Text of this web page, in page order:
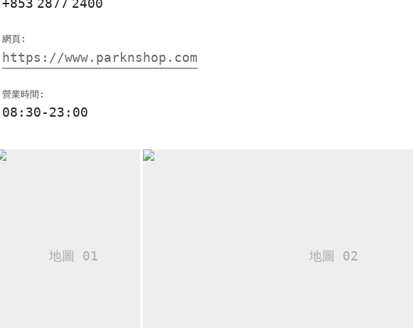
+853 2877 2400
網頁:
https://www.parknshop.com
營業時間:
08:30-23:00